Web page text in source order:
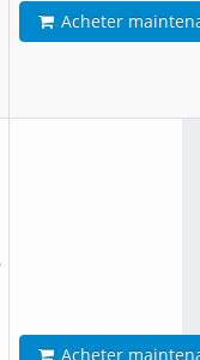
Acheter
Acheter